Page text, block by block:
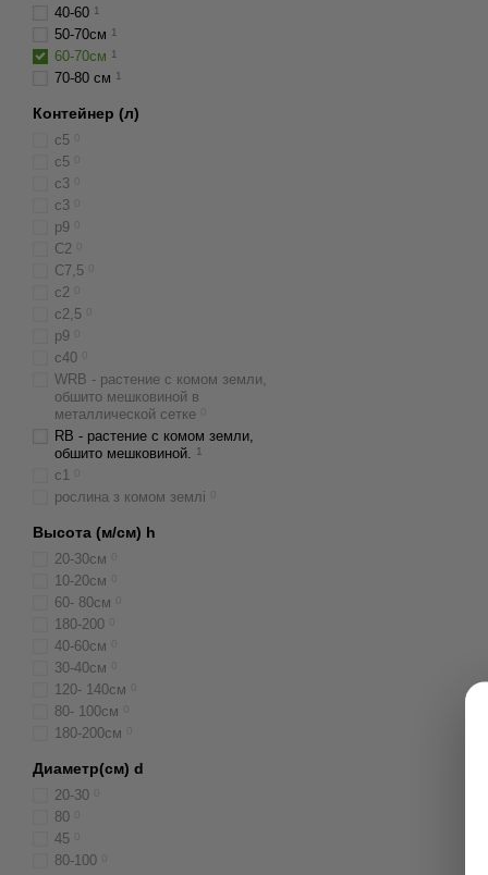
40-60 1
50-70см 1
60-70см 1
70-80 см 1
Контейнер (л)
с5
c5
с3
c3
р9
C2
C7,5
с2
с2,5
p9
c40
WRB - растение с комом земли,
обшито мешковиной в
металлической сетке
RB - растение с комом земли,
обшито мешковиной. 1
с1
рослина з комом землі
Высота (м/см) h
20-30см
10-20см
60- 80см
180-200
40-60см
30-40см
120- 140см
80- 100см
180-200см
Диаметр(cм) d
20-30
80
45
80-100